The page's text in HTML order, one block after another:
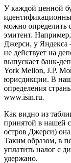
У каждой ценной
можно определить
эмитент.
Джерси, у
не действует на
выпускает банк-
York Mellon, J.P.
юрисдикции. В
определения
www.isin.ru.
Как видно из
принятой в нашей
остров Джерси)
Таким образом, в
уплатить налог с
удержано.